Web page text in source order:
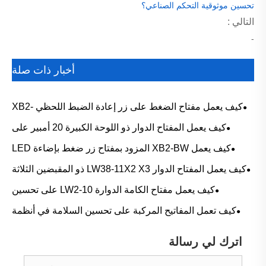
تحسين موثوقية التحكم الصناعي؟
التالي :
-
أخبار ذات صلة
كيف يعمل مفتاح الضغط على زر إعادة الضبط اللحظي XB2-
EA على تحسين موثوقية التحكم الصناعي؟
كيف يعمل المفتاح الدوار ذو اللوحة الكبيرة 20 أمبير على
تحسين سلامة وأداء لوحة التحكم؟
كيف يعمل XB2-BW المزود بمفتاح زر ضغط بإضاءة LED
على تعزيز موثوقية التحكم الصناعي وسلامة المستخدم؟
كيف يعمل المفتاح الدوار LW38-11X2 X3 ذو المقبضين الثلاثة
على تحسين كفاءة التحكم؟
كيف يعمل مفتاح الكامة الدوارة LW2-10 على تحسين
موثوقية التحكم الكهربائي؟
كيف تعمل المفاتيح المركبة على تحسين السلامة في أنظمة
اترك لي رسالة